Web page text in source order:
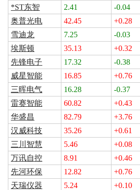
*ST东智
2.41 -0.04
奥普光电
42.45 +0.28
雪迪龙
7.25 -0.03
埃斯顿
35.13 +0.32
先锋电子
17.32 -0.38
威星智能
16.85 +0.76
三晖电气
16.28 -0.37
雷赛智能
60.82 +0.43
华盛昌
82.79 +3.76
汉威科技
35.26 +0.61
三川智慧
5.46 +0.08
万讯自控
8.91 +0.46
先河环保
12.82 +0.76
天瑞仪器
5.24 +0.10